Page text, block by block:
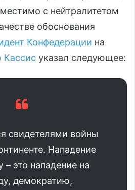
с нейтралитетом
обоснования
Конфедерации на
Кассис указал следующее:
свидетелями войны
Нападение
– это нападение на
демократию,